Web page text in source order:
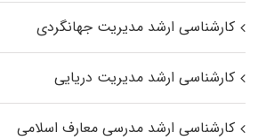
کارشناسی ارشد مدیریت جهانگردی
کارشناسی ارشد مدیریت دریایی
کارشناسی ارشد مدرسی معارف اسلامی